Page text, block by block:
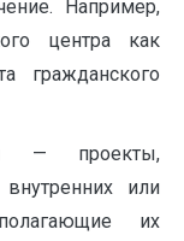
Например,
центра как
гражданского
— проекты,
или
их